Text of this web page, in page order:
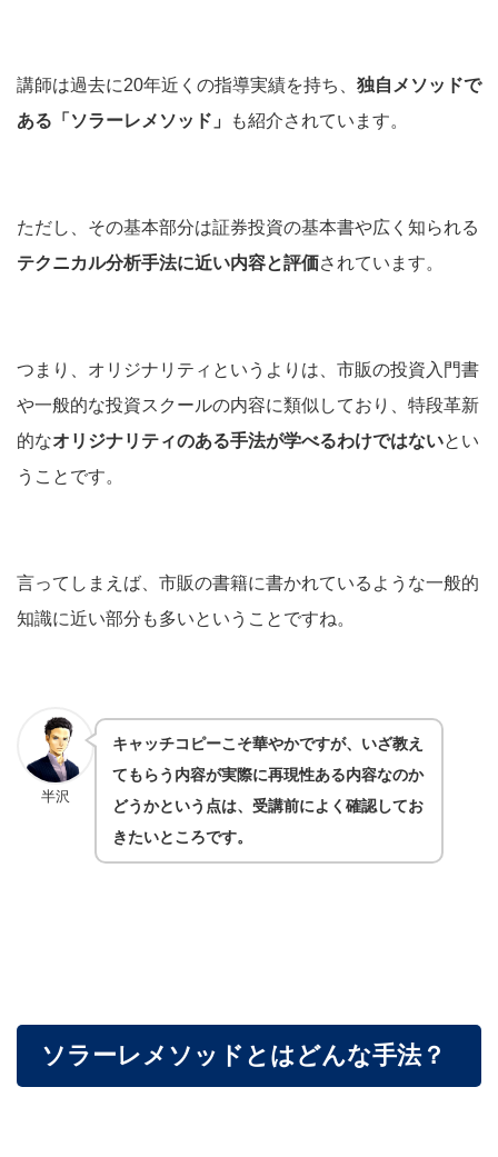
講師は過去に20年近くの指導実績を持ち、 独自メソッドで
ある「ソラーレメソッド」
も紹介されています。
ただし、その基本部分は証券投資の基本書や広く知られる
テクニカル分析手法に近い内容と評価されています。
つまり、オリジナリティというよりは、市販の投資入門書
や一般的な投資スクールの内容に類似しており、特段革新
的なオリジナリティのある手法が学べるわけではないとい
うことです。
言ってしまえば、市販の書籍に書かれているような一般的
知識に近い部分も多いということですね。
半沢
キャッチコピーこそ華やかですが、いざ教え
てもらう内容が実際に再現性ある内容なのか
どうかという点は、受講前によく確認してお
きたいところです。
ソラーレメソッドとはどんな手法？